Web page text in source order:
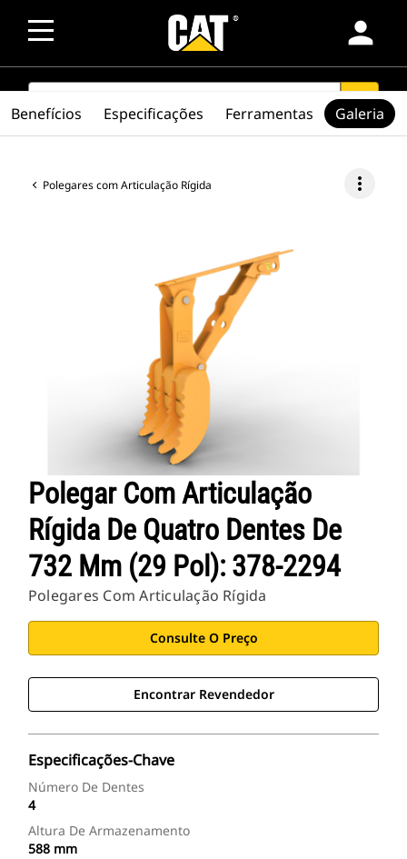
person
SEARCH search
Polegares com Articulação Rígida more_vert
Polegar Com Articulação
Rígida De Quatro Dentes De
732 Mm (29 Pol): 378-2294
Polegares Com Articulação Rígida
Consulte O Preço
Encontrar Revendedor
Especificações-Chave
Número De Dentes
4
Altura De Armazenamento
588 mm
Benefícios Especificações Ferramentas Galeria